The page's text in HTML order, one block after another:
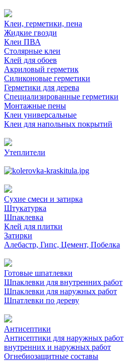
Клеи, герметики, пена
Жидкие гвозди
Клеи ПВА
Столярные клеи
Клей для обоев
Акриловый герметик
Силиконовые герметики
Герметики для дерева
Специализированные герметики
Монтажные пены
Клеи универсальные
Клеи для напольных покрытий
Утеплители
Сухие смеси и затирка
Штукатурка
Шпаклевка
Клей для плитки
Затирки
Алебастр, Гипс, Цемент, Побелка
Готовые шпатлевки
Шпаклевки для внутренних работ
Шпаклевки для наружных работ
Шпатлевки по дереву
Антисептики
Антисептики для наружных работ
внутренних и наружных работ
Огнебиозащитные составы